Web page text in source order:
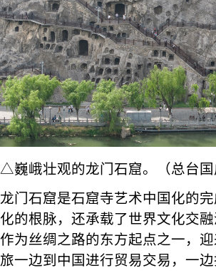
△巍峨壮观的龙门石窟。（总台
龙门石窟是石窟寺艺术中国化的
化的根脉，还承载了世界文化交
作为丝绸之路的东方起点之一，
旅一边到中国进行贸易交易，一